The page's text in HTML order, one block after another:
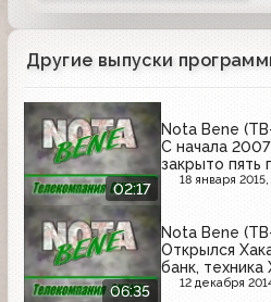
Другие выпуски
02:17
Nota Bene
С начала
закрыто пять
металлолома
18 января 2015,
06:35
Nota Bene
Открылся
банк, техника
посевной,
12 декабря